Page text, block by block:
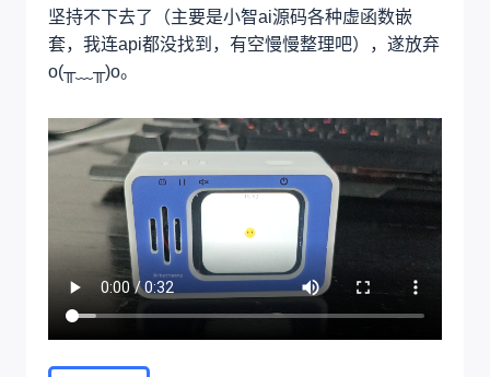
坚持不下去了（主要是小智ai源码各种虚函数嵌
套，我连api都没找到，有空慢慢整理吧），遂放弃
o(╥﹏╥)o。